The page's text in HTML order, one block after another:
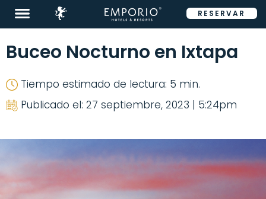
Destinos
Habitaciones
Restaurantes
ENG
RESERVAR
Buceo Nocturno en Ixtapa
Tiempo estimado de lectura: 5 min.
Publicado el: 27 septiembre, 2023 | 5:24pm